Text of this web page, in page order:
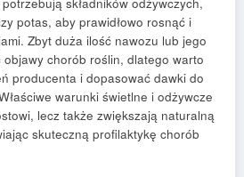
potas, aby prawidłowo rosnąć i
Zbyt duża ilość nawozu lub jego
objawy chorób roślin, dlatego warto
producenta i dopasować dawki do
warunki świetlne i odżywcze
lecz także zwiększają naturalną
skuteczną profilaktykę chorób